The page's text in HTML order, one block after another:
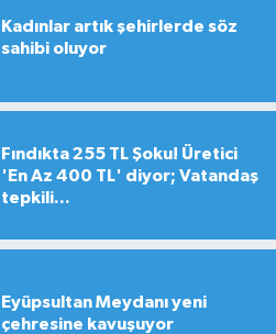
Kadınlar artık şehirlerde söz
sahibi oluyor
Fındıkta 255 TL Şoku! Üretici
'En Az 400 TL' diyor; Vatandaş
tepkili...
Eyüpsultan Meydanı yeni
çehresine kavuşuyor